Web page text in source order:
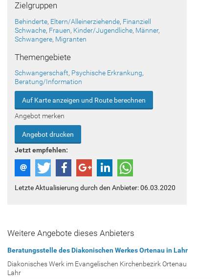
Zielgruppen
Behinderte, Eltern/Alleinerziehende, Finanziell
Schwache, Frauen, Kinder/Jugendliche, Männer,
Schwangere, Migranten
Themengebiete
Schwangerschaft, Psychische Erkrankung,
Beratung/Information
Auf Karte anzeigen und Route berechnen
Angebot merken
Angebot drucken
Jetzt empfehlen:
Letzte Aktualisierung durch den Anbieter: 06.03.2020
Weitere Angebote dieses Anbieters
Beratungsstelle des Diakonischen Werkes Ortenau in Lahr
Diakonisches Werk im Evangelischen Kirchenbezirk Ortenau
Lahr